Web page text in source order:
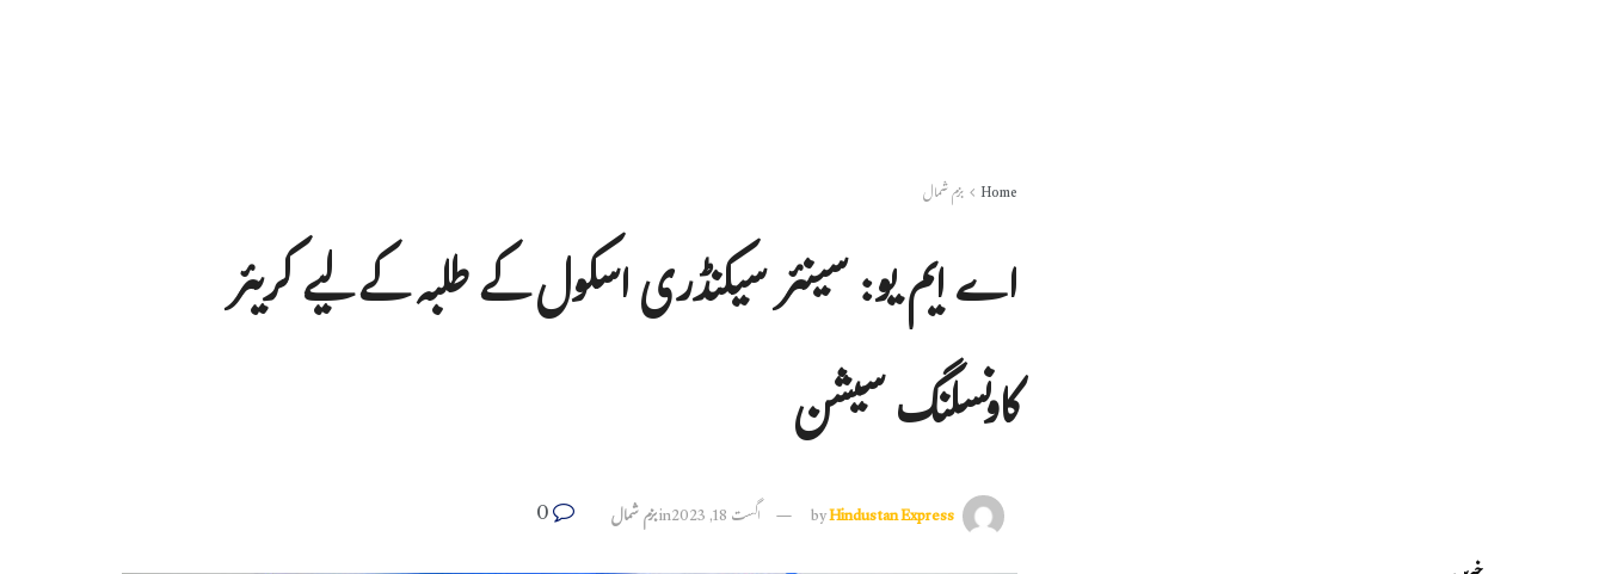
Home بزم شمال
اے ایم یو: سینئر سیکنڈری اسکول کے طلبہ کے لیے کریئر
کاونسلنگ سیشن
byHindustan Express اگست 18, 2023 inبزم شمال